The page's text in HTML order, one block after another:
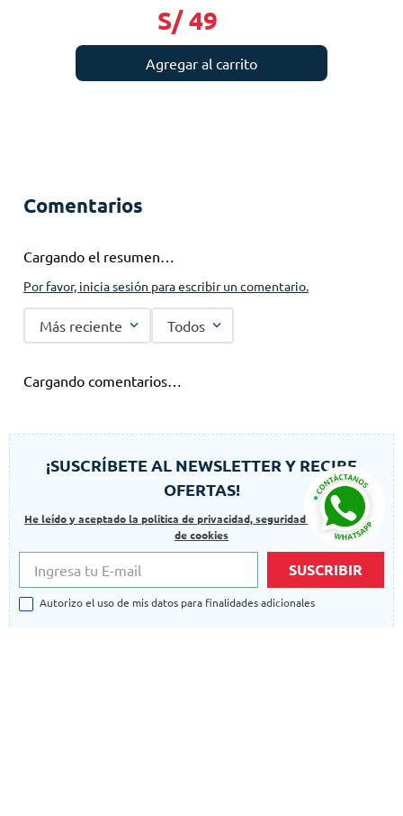
S/ 49
Agregar al carrito
Comentarios
Cargando el resumen…
Por favor, inicia sesión para escribir un comentario.
Más reciente Todos
Cargando comentarios…
¡SUSCRÍBETE AL NEWSLETTER Y RECIBE
OFERTAS!
He leído y aceptado la politica de privacidad, seguridad y las politicas
de cookies
SUSCRIBIR
Autorizo el uso de mis datos para finalidades adicionales